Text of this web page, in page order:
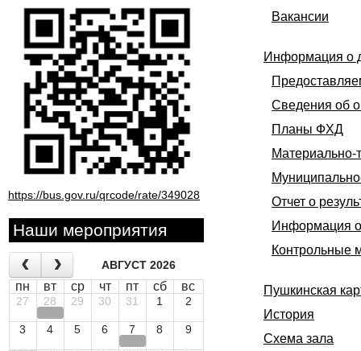
https://bus.gov.ru/qrcode/rate/349028
Наши мероприятия
АВГУСТ 2026
пн вт ср чт пт сб вс
27 28 29 30 31 1 2
3 4 5 6 7 8 9
Вакансии
Информация о
Сведения об
Планы ФХД
Материально-
Отчет о
Информация о
Контрольные
Пушкинская
История
Схема зала